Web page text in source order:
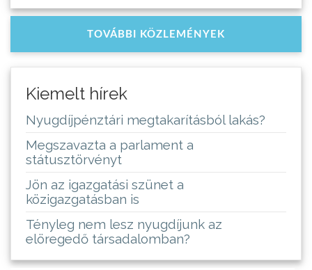
TOVÁBBI KÖZLEMÉNYEK
Kiemelt hírek
Nyugdíjpénztári megtakarításból lakás?
Megszavazta a parlament a
státusztörvényt
Jön az igazgatási szünet a
közigazgatásban is
Tényleg nem lesz nyugdíjunk az
elöregedő társadalomban?